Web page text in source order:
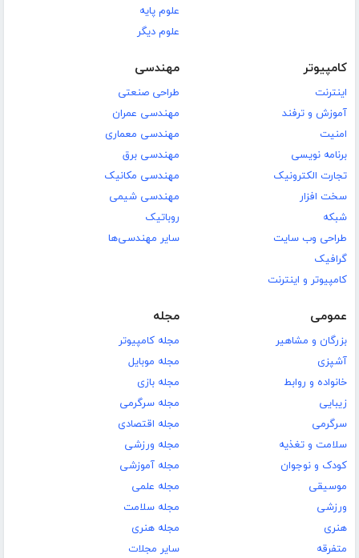
علوم پایه
علوم دیگر
کامپیوتر
اینترنت
آموزش و ترفند
امنیت
برنامه نویسی
تجارت الکترونیک
سخت افزار
شبکه
طراحی وب سایت
گرافیک
کامپیوتر و اینترنت
مهندسی
طراحی صنعتی
مهندسی عمران
مهندسی معماری
مهندسی برق
مهندسی مکانیک
مهندسی شیمی
روباتیک
سایر مهندسی‌ها
عمومی
بزرگان و مشاهیر
آشپزی
خانواده و روابط
زیبایی
سرگرمی
سلامت و تغذیه
کودک و نوجوان
موسیقی
ورزشی
هنری
متفرقه
مجله
مجله کامپیوتر
مجله موبایل
مجله بازی
مجله سرگرمی
مجله اقتصادی
مجله ورزشی
مجله آموزشی
مجله علمی
مجله سلامت
مجله هنری
سایر مجلات